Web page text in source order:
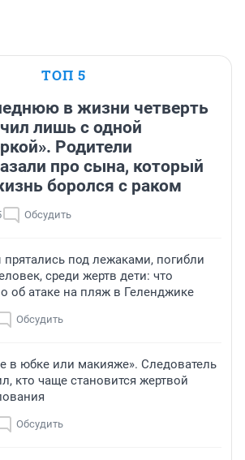
ТОП 5
в жизни четверть
лишь с одной
Родители
про сына, который
боролся с раком
Обсудить
прятались под лежаками, погибли
среди жертв дети: что
об атаке на пляж в Геленджике
Обсудить
в юбке или макияже». Следователь
кто чаще становится жертвой
Обсудить